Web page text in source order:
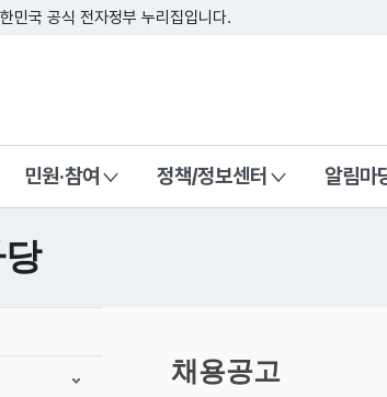
민국 공식 전자정부 누리집입니다.
민원·참여 정책/정보센터 알림마
시
작
채용공고